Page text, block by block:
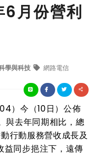
月份營利
學與科技 網路電信
）今（10日）公佈
與去年同期相比，總
行動服務營收成長及
益同步挹注下，遠傳